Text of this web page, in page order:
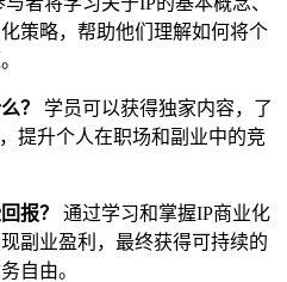
策略，帮助他们理解如何将个
？
学员可以获得独家内容，了
提升个人在职场和副业中的竞
报？
通过学习和掌握IP商业化
副业盈利，最终获得可持续的
自由。